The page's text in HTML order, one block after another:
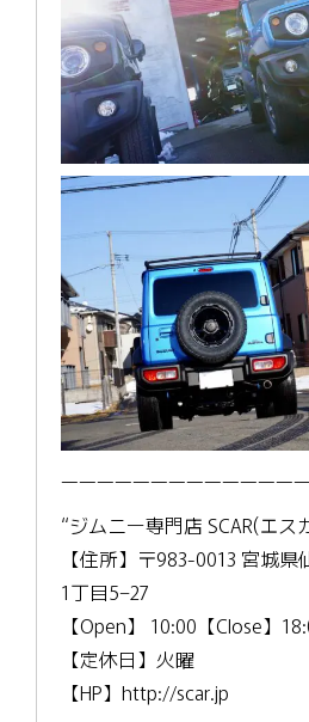
“ジムニー専門店 SCAR(エス
【住所】〒983-0013 宮城
1丁目5−27
【Open】 10:00【Close】
【定休日】火曜
【HP】http://scar.jp